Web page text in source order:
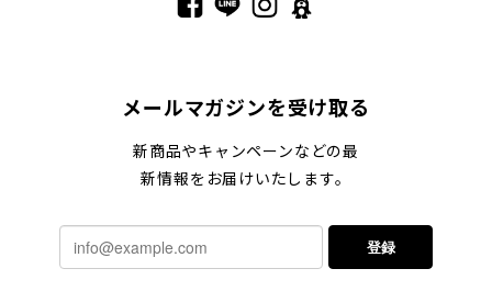
メールマガジンを受け取る
新商品やキャンペーンなどの最
新情報をお届けいたします。
登録